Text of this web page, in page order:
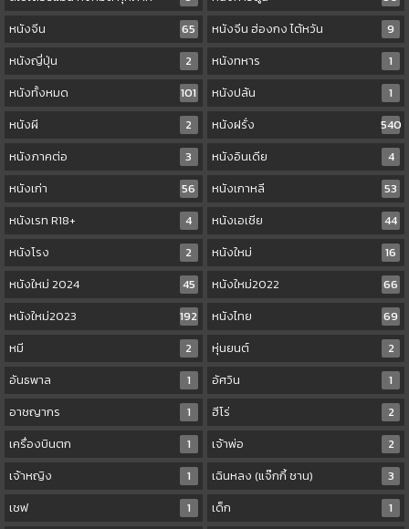
หนังจีน
65 หนังจีน ฮ่องกง ไต้หวัน
9
หนังญี่ปุ่น
2 หนังทหาร
1
หนังทั้งหมด
101 หนังปล้น
1
หนังผี
2 หนังฝรั่ง
540
หนังภาคต่อ
3 หนังอินเดีย
4
หนังเก่า
56 หนังเกาหลี
53
หนังเรท R18+
4 หนังเอเชีย
44
หนังโรง
2 หนังใหม่
16
หนังใหม่ 2024
45 หนังใหม่2022
66
หนังใหม่2023
192 หนังไทย
69
หมี
2 หุ่นยนต์
2
อันธพาล
1 อัศวิน
1
อาชญากร
1 ฮีโร่
2
เครื่องบินตก
1 เจ้าพ่อ
2
เจ้าหญิง
1 เฉินหลง (แจ๊กกี้ ชาน)
3
เชฟ
1 เด็ก
1